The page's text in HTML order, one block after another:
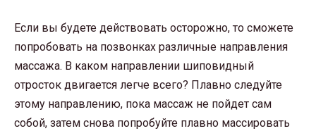
Если вы будете действовать осторожно, то сможете
попробовать на позвонках различные направления
массажа. В каком направлении шиповидный
отросток двигается легче всего? Плавно следуйте
этому направлению, пока массаж не пойдет сам
собой, затем снова попробуйте плавно массировать